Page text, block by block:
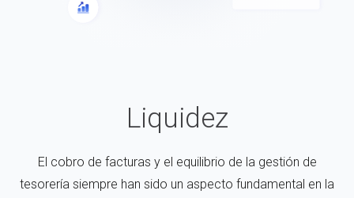
Liquidez
El cobro de facturas y el equilibrio de la gestión de
tesorería siempre han sido un aspecto fundamental en la